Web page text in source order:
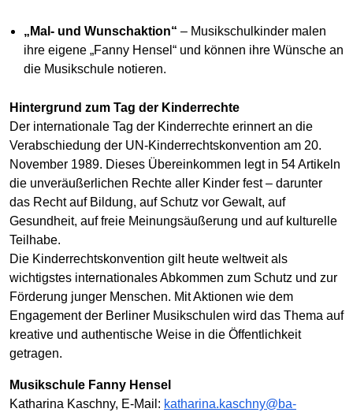
„Mal- und Wunschaktion“ – Musikschulkinder malen
ihre eigene „Fanny Hensel“ und können ihre Wünsche an
die Musikschule notieren.
Hintergrund zum Tag der Kinderrechte
Der internationale Tag der Kinderrechte erinnert an die
Verabschiedung der UN-Kinderrechtskonvention am 20.
November 1989. Dieses Übereinkommen legt in 54 Artikeln
die unveräußerlichen Rechte aller Kinder fest – darunter
das Recht auf Bildung, auf Schutz vor Gewalt, auf
Gesundheit, auf freie Meinungsäußerung und auf kulturelle
Teilhabe.
Die Kinderrechtskonvention gilt heute weltweit als
wichtigstes internationales Abkommen zum Schutz und zur
Förderung junger Menschen. Mit Aktionen wie dem
Engagement der Berliner Musikschulen wird das Thema auf
kreative und authentische Weise in die Öffentlichkeit
getragen.
Musikschule Fanny Hensel
Katharina Kaschny, E-Mail: katharina.kaschny@ba-